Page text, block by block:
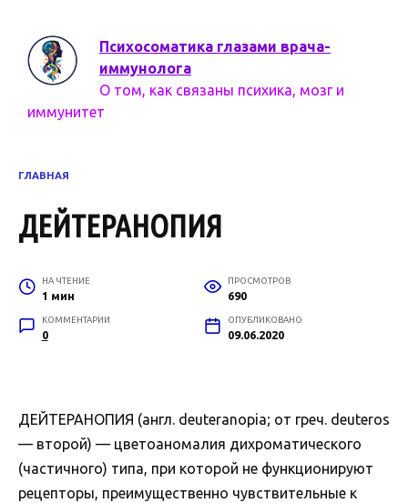
Психосоматика глазами врача-
иммунолога
О том, как связаны психика, мозг и
иммунитет
ГЛАВНАЯ
ДЕЙТЕРАНОПИЯ
НА ЧТЕНИЕ
1 мин
ПРОСМОТРОВ
690
КОММЕНТАРИИ
0
ОПУБЛИКОВАНО
09.06.2020
ДЕЙТЕРАНОПИЯ (англ. deuteranopia; от греч. deuteros
— второй) — цветоаномалия дихроматического
(частичного) типа, при которой не функционируют
рецепторы, преимущественно чувствительные к